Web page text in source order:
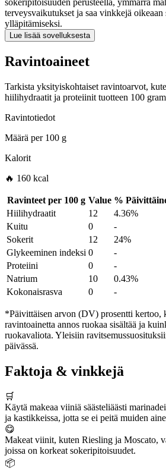
sokeripitoisuuden perusteella, ymmärrä
terveysvaikutukset ja saa vinkkejä oikeaan
ylläpitämiseksi.
Lue lisää sovelluksesta
Ravintoaineet
Tarkista yksityiskohtaiset ravintoarvot,
hiilihydraatit ja proteiinit tuotteen 100
Ravintotiedot
Määrä per100 g
Kalorit
🔥 160 kcal
Ravinteet per 100 g Value %
Hiilihydraatit
12
4.36%
Kuitu
0
-
Sokerit
12
24%
Glykeeminen indeksi 0
-
Proteiini
0
-
Natrium
10
0.43%
Kokonaisrasva
0 -
*Päivittäisen arvon (DV) prosentti kertoo,
ravintoainetta annos ruokaa sisältää ja
ruokavaliota. Yleisiin
päivässä.
Faktoja & vinkkejä
🛒
Käytä makeaa viiniä säästeliäästi
ja kastikkeissa, jotta se ei peitä muiden
😋
Makeat viinit, kuten Riesling ja Moscato,
joissa on korkeat sokeripitoisuudet.
📦